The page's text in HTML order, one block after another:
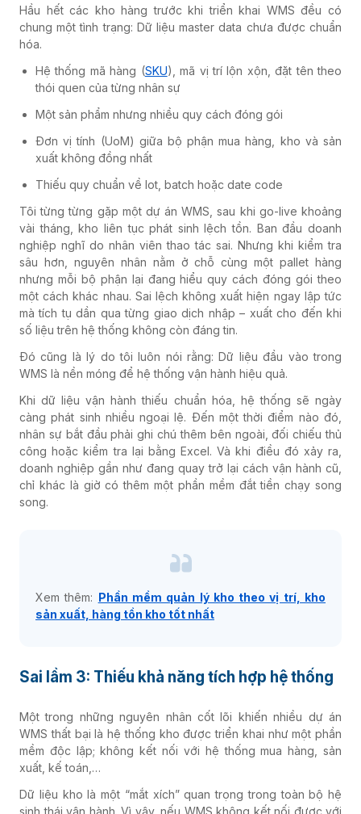
Hầu hết các kho hàng trước khi triển khai WMS đều có
chung một tình trạng: Dữ liệu master data chưa được chuẩn
hóa.
Hệ thống mã hàng (SKU), mã vị trí lộn xộn, đặt tên theo
thói quen của từng nhân sự
Một sản phẩm nhưng nhiều quy cách đóng gói
Đơn vị tính (UoM) giữa bộ phận mua hàng, kho và sản
xuất không đồng nhất
Thiếu quy chuẩn về lot, batch hoặc date code
Tôi từng từng gặp một dự án WMS, sau khi go-live khoảng
vài tháng, kho liên tục phát sinh lệch tồn. Ban đầu doanh
nghiệp nghĩ do nhân viên thao tác sai. Nhưng khi kiểm tra
sâu hơn, nguyên nhân nằm ở chỗ cùng một pallet hàng
nhưng mỗi bộ phận lại đang hiểu quy cách đóng gói theo
một cách khác nhau. Sai lệch không xuất hiện ngay lập tức
mà tích tụ dần qua từng giao dịch nhập – xuất cho đến khi
số liệu trên hệ thống không còn đáng tin.
Đó cũng là lý do tôi luôn nói rằng: Dữ liệu đầu vào trong
WMS là nền móng để hệ thống vận hành hiệu quả.
Khi dữ liệu vận hành thiếu chuẩn hóa, hệ thống sẽ ngày
càng phát sinh nhiều ngoại lệ. Đến một thời điểm nào đó,
nhân sự bắt đầu phải ghi chú thêm bên ngoài, đối chiếu thủ
công hoặc kiểm tra lại bằng Excel. Và khi điều đó xảy ra,
doanh nghiệp gần như đang quay trở lại cách vận hành cũ,
chỉ khác là giờ có thêm một phần mềm đắt tiền chạy song
song.
Xem thêm: Phần mềm quản lý kho theo vị trí, kho
sản xuất, hàng tồn kho tốt nhất
Sai lầm 3: Thiếu khả năng tích hợp hệ thống
Một trong những nguyên nhân cốt lõi khiến nhiều dự án
WMS thất bại là hệ thống kho được triển khai như một phần
mềm độc lập; không kết nối với hệ thống mua hàng, sản
xuất, kế toán,…
Dữ liệu kho là một “mắt xích” quan trọng trong toàn bộ hệ
sinh thái vận hành. Vì vậy, nếu WMS không kết nối được với